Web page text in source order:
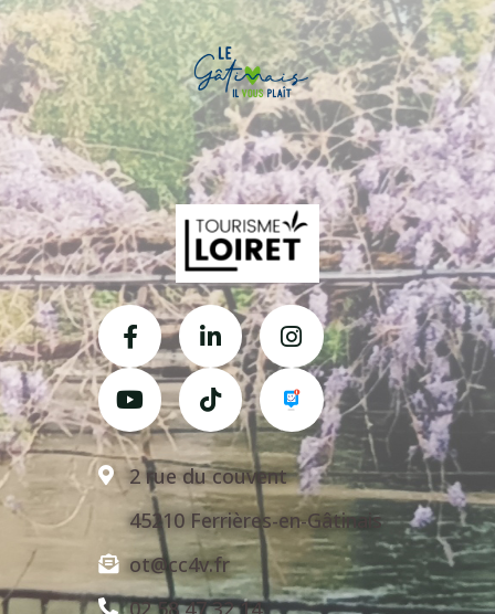
2 rue du couvent
45210 Ferrières-en-Gâtinais
ot@cc4v.fr
02 58 47 32 14